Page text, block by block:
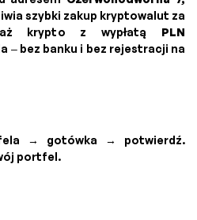
szybki zakup kryptowalut za
krypto z wypłatą PLN
– bez banku i bez rejestracji na
→ gotówka → potwierdź.
portfel.